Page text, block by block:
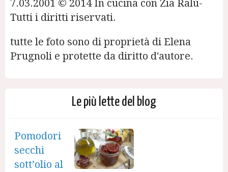
7.03.2001 © 2014 In cucina con Zia Ralù-
Tutti i diritti riservati.
tutte le foto sono di proprietà di Elena
Prugnoli e protette da diritto d'autore.
Le più lette del blog
Pomodori
secchi
sott’olio al